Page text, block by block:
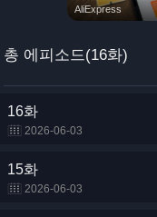
총 에피소드(16화)
16화
2026-06-03
15화
2026-06-03